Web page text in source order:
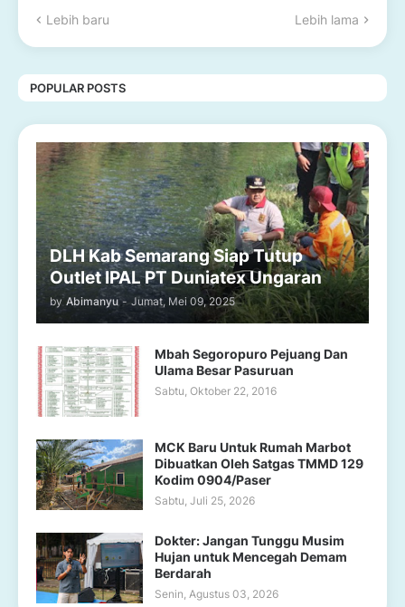
Lebih baru Lebih lama
POPULAR POSTS
DLH Kab Semarang Siap Tutup
Outlet IPAL PT Duniatex Ungaran
by Abimanyu - Jumat, Mei 09, 2025
Mbah Segoropuro Pejuang Dan
Ulama Besar Pasuruan
Sabtu, Oktober 22, 2016
MCK Baru Untuk Rumah Marbot
Dibuatkan Oleh Satgas TMMD 129
Kodim 0904/Paser
Sabtu, Juli 25, 2026
Dokter: Jangan Tunggu Musim
Hujan untuk Mencegah Demam
Berdarah
Senin, Agustus 03, 2026